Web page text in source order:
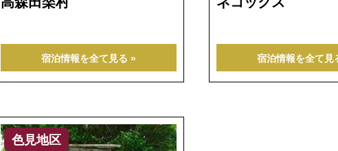
宿泊情報を全て見る » 宿泊情報を全て見
色見地区